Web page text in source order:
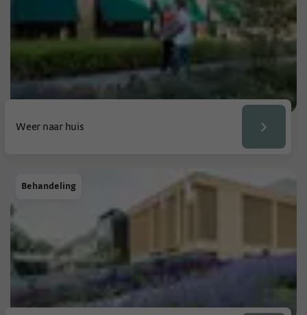
Weer naar huis
Behandeling